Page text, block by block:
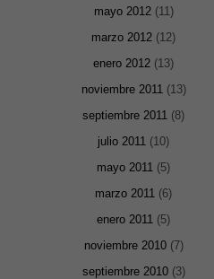
mayo 2012(11)
marzo 2012 (12)
enero 2012 (13)
noviembre 2011(13)
septiembre 2011 (8)
julio 2011 (10)
mayo 2011 (5)
marzo 2011 (6)
enero 2011 (5)
noviembre 2010(7)
septiembre 2010(3)